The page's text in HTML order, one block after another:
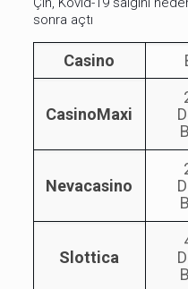
sonra açtı
Casino
CasinoMaxi
Nevacasino
Slottica